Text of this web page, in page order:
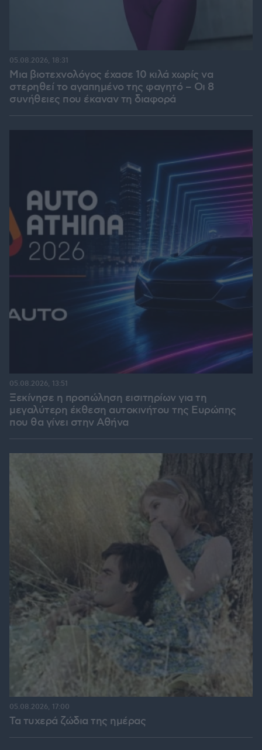
Μια βιοτεχνολόγος έχασε 10 κιλά χωρίς να
στερηθεί το αγαπημένο της φαγητό – Οι 8
συνήθειες που έκαναν τη διαφορά
05.08.2026, 18:31
Ξεκίνησε η προπώληση εισιτηρίων για τη
μεγαλύτερη έκθεση αυτοκινήτου της Ευρώπης
που θα γίνει στην Αθήνα
05.08.2026, 13:51
Τα τυχερά ζώδια της ημέρας
05.08.2026, 17:00